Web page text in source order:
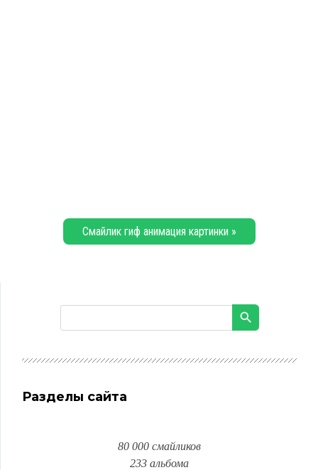
Смайлик гиф анимация картинки »
Разделы сайта
80 000 смайликов
233 альбома